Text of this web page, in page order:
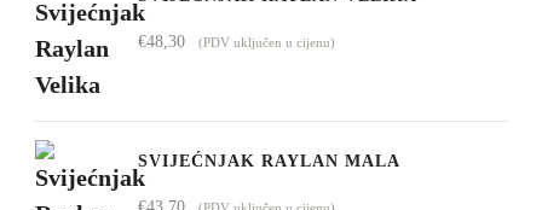
€48,30 (PDV uključen u cijenu)
SVIJEĆNJAK RAYLAN MALA